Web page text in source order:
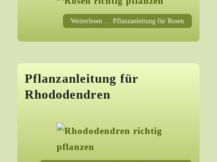
Weiterlesen … Pflanzanleitung für Rosen
Pflanzanleitung für
Rhododendren